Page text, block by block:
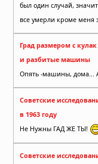
был один случай,
все умерли кроме меня
Град размером с
и разбитые машины
Опять -машины, дома... А
Советские
в 1963 году
Не Нужны ГАД ЖЕ ТЫ!
Советские